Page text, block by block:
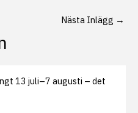
Nästa Inlägg →
13 juli–7 augusti – det